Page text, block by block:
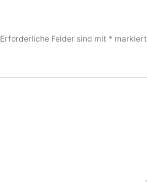
Erforderliche Felder sind mit * markiert